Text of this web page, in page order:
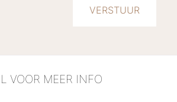
VOOR MEER INFO